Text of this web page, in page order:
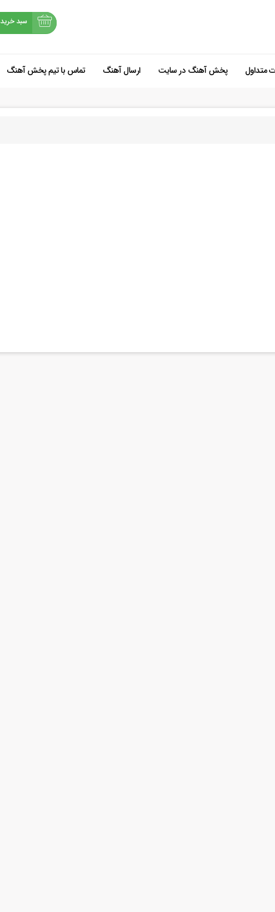
سبد خرید
شروع خرید
متداول پخش آهنگ در سایت ارسال آهنگ تماس با تیم پخش آهنگ